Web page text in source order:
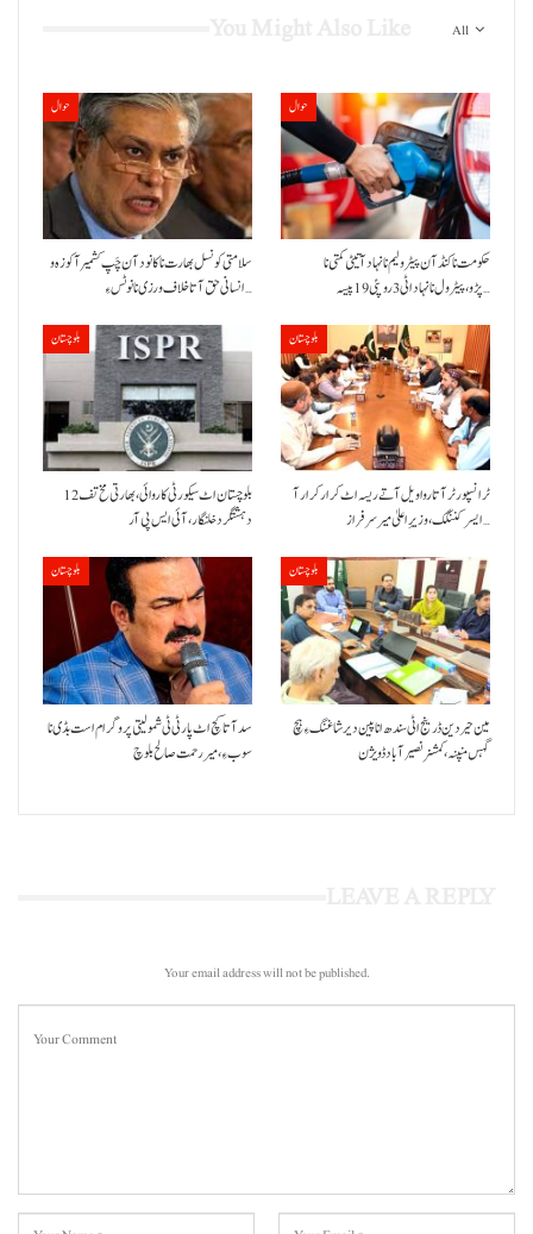
All
حوال
سلامتی کونسل بھارت نا کانود آن چَپ کشمیر آ کوزہ و
انسانی حق آتا خلاف ورزی نا نوٹس ءِ…
حوال
حکومت نا کنڈ آن پیٹرولیم نا نہاد آتیٹی کمتی نا
پڑو،پیٹرول نا نہاد اٹی 3 روپئی 19 پیسہ…
بلوچستان
بلوچستان اٹ سیکورٹی کاروائی، بھارتی مخ تف 12
دہشتگرد خلنگار،آئی ایس پی آر
بلوچستان
ٹرانسپورٹر آتا روا ویل آتے ریسہ اٹ کرار کرار آ
ایسر کننگک ،وزیرِ اعلیٰ میر سرفراز…
بلوچستان
سد آتا کچ اٹ پارٹی ٹی شمولیتی پروگرام است بڈی نا
سوب ءِ،میر رحمت صالح بلوچ
بلوچستان
مین حیردین ڈرینج اٹی سندھ انا پین دیر شاغنگ ءِ ہچ
گہس منپنہ،کمشنر نصیرآباد ڈویژن
Your email address will not be published.